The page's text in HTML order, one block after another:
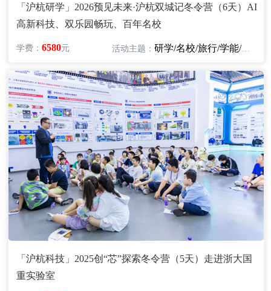
「沪杭研学」2026预见未来·沪杭双城记冬令营（6天）AI
高新科技、双乐园畅玩、百年名校
学费：6580元 活动主题：研学/名校/旅行/学能/文化
「沪杭科技」2025创“芯”探索冬令营（5天）走进浙大国
重实验室